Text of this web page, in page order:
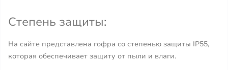
Степень защиты:
На сайте представлена гофра со степенью защиты IP55,
которая обеспечивает защиту от пыли и влаги.